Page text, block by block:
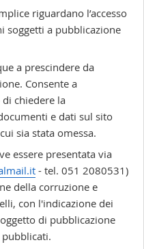
riguardano l’accesso
soggetti a pubblicazione
a prescindere da
Consente a
chiedere la
e dati sul sito
sia stata omessa.
essere presentata via
- tel. 051 2080531)
della corruzione e
con l'indicazione dei
di pubblicazione